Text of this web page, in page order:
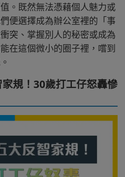
。既然無法憑藉個人魅力或
便選擇成為辦公室裡的「事
突、掌握別人的秘密或成為
在這個微小的圈子裡，嚐到
規！30歲打工仔怒轟慘